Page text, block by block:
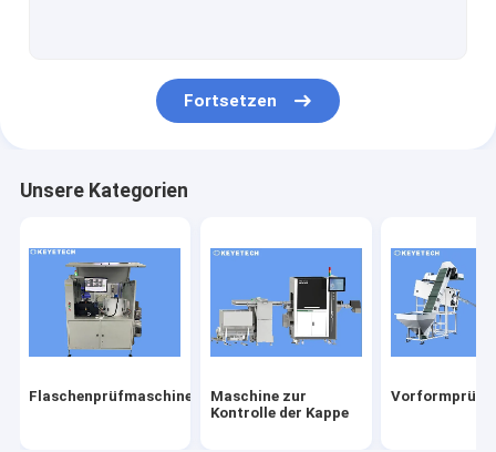
Fortsetzen
Unsere Kategorien
Flaschenprüfmaschine
Maschine zur
Kontrolle der Kappe